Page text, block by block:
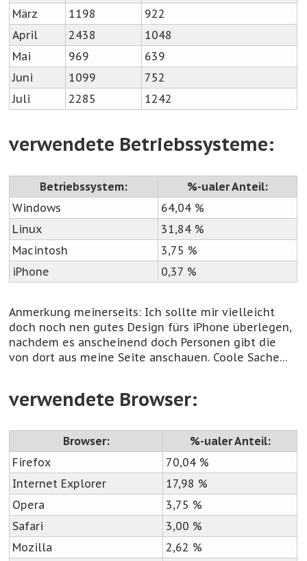
März
1198
922
April
2438
1048
Mai
969
639
Juni
1099
752
Juli
2285 1242
verwendete Betriebssysteme:
Betriebssystem:
%-ualer Anteil:
Windows
64,04 %
Linux
31,84 %
Macintosh
3,75 %
iPhone
0,37 %
Anmerkung meinerseits: Ich sollte mir vielleicht
doch noch nen gutes Design fürs iPhone überlegen,
nachdem es anscheinend doch Personen gibt die
von dort aus meine Seite anschauen. Coole Sache…
verwendete Browser:
Browser:
%-ualer Anteil:
Firefox
70,04 %
Internet Explorer
17,98 %
Opera
3,75 %
Safari
3,00 %
Mozilla
2,62 %